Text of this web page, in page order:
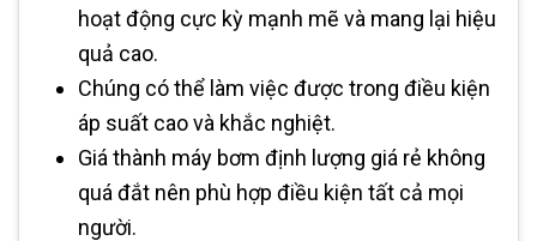
hoạt động cực kỳ mạnh mẽ và mang lại hiệu
quả cao.
Chúng có thể làm việc được trong điều kiện
áp suất cao và khắc nghiệt.
Giá thành máy bơm định lượng giá rẻ không
quá đắt nên phù hợp điều kiện tất cả mọi
người.